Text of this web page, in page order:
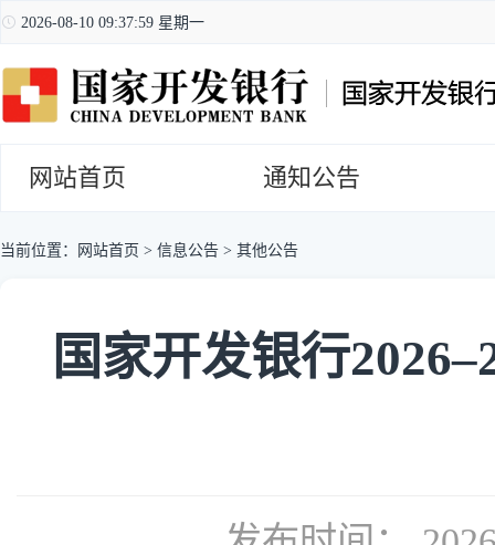
2026-08-10 09:38:00 星期一
网站首页 通知公告
当前位置： 网站首页 > 信息公告 > 其他公告
国家开发银行